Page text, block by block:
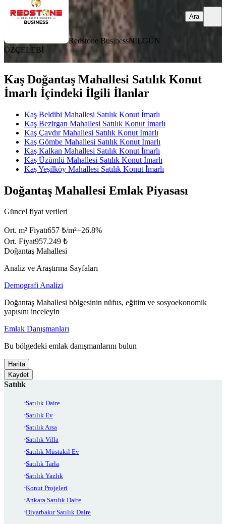
Redstone BusinessNİLGÜN
ÖZÇELEBİ
Ara
Kaş Doğantaş Mahallesi Satılık Konut
İmarlı İçindeki İlgili İlanlar
Kaş Beldibi Mahallesi Satılık Konut İmarlı
Kaş Bezirgan Mahallesi Satılık Konut İmarlı
Kaş Çavdır Mahallesi Satılık Konut İmarlı
Kaş Gömbe Mahallesi Satılık Konut İmarlı
Kaş Kalkan Mahallesi Satılık Konut İmarlı
Kaş Üzümlü Mahallesi Satılık Konut İmarlı
Kaş Yeşilköy Mahallesi Satılık Konut İmarlı
Doğantaş Mahallesi Emlak Piyasası
Güncel fiyat verileri
Ort. m² Fiyatı657 ₺/m²+26.8%
Ort. Fiyat957.249 ₺
Doğantaş Mahallesi
Analiz ve Araştırma Sayfaları
Demografi Analizi
Doğantaş Mahallesi bölgesinin nüfus, eğitim ve sosyoekonomik
yapısını inceleyin
Emlak Danışmanları
Bu bölgedeki emlak danışmanlarını bulun
Harita
Kaydet
Satılık
Satılık Daire
Satılık Ev
Satılık Arsa
Satılık Villa
Satılık Müstakil Ev
Satılık Tarla
Satılık Yazlık
Konut Projeleri
Ankara Satılık Daire
Diyarbakır Satılık Daire